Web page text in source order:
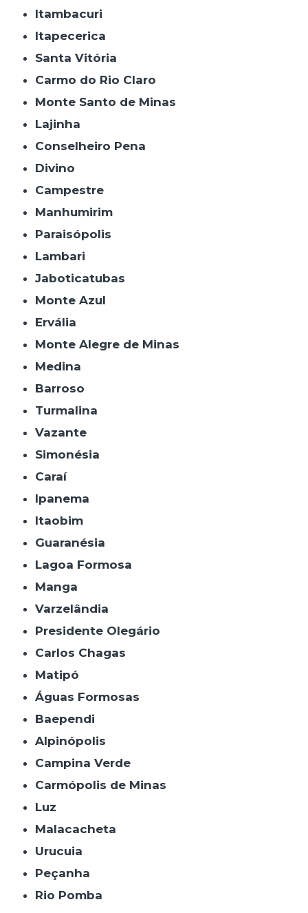
Itambacuri
Itapecerica
Santa Vitória
Carmo do Rio Claro
Monte Santo de Minas
Lajinha
Conselheiro Pena
Divino
Campestre
Manhumirim
Paraisópolis
Lambari
Jaboticatubas
Monte Azul
Ervália
Monte Alegre de Minas
Medina
Barroso
Turmalina
Vazante
Simonésia
Caraí
Ipanema
Itaobim
Guaranésia
Lagoa Formosa
Manga
Varzelândia
Presidente Olegário
Carlos Chagas
Matipó
Águas Formosas
Baependi
Alpinópolis
Campina Verde
Carmópolis de Minas
Luz
Malacacheta
Urucuia
Peçanha
Rio Pomba